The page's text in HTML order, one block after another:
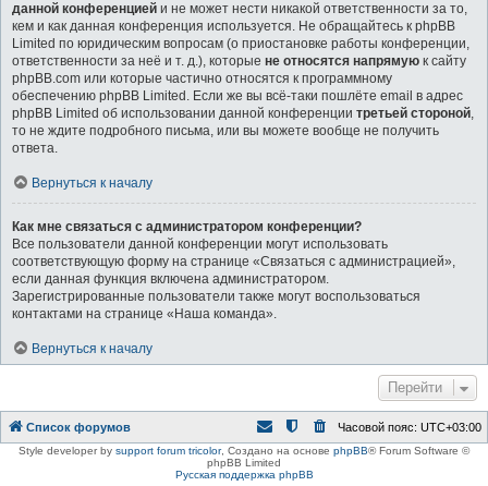
данной конференцией и не может нести никакой ответственности за то,
кем и как данная конференция используется. Не обращайтесь к phpBB
Limited по юридическим вопросам (о приостановке работы конференции,
ответственности за неё и т. д.), которые не относятся напрямую к сайту
phpBB.com или которые частично относятся к программному
обеспечению phpBB Limited. Если же вы всё-таки пошлёте email в адрес
phpBB Limited об использовании данной конференции третьей стороной,
то не ждите подробного письма, или вы можете вообще не получить
ответа.
Вернуться к началу
Как мне связаться с администратором конференции?
Все пользователи данной конференции могут использовать
соответствующую форму на странице «Связаться с администрацией»,
если данная функция включена администратором.
Зарегистрированные пользователи также могут воспользоваться
контактами на странице «Наша команда».
Вернуться к началу
Перейти
Список форумов Часовой пояс: UTC+03:00
Style developer by support forum tricolor, Создано на основе phpBB® Forum Software ©
phpBB Limited
Русская поддержка phpBB